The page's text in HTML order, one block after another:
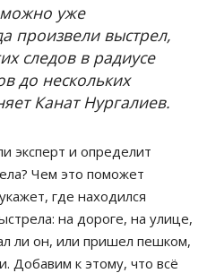
уже
произвели выстрел,
следов в радиусе
до нескольких
Канат Нургалиев.
эксперт и определит
Чем это поможет
где находился
на дороге, на улице,
ли он, или пришел пешком,
Добавим к этому, что всё